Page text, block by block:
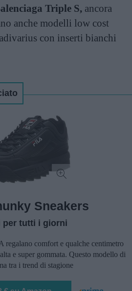
Triple S, ancora
anche modelli low cost
con inserti bianchi
Sneakers
per tutti i giorni
regalano comfort e qualche centimetro
e super gommata. Questo modello di
tra i trend di stagione